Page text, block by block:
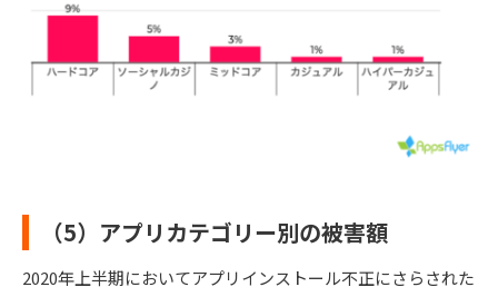
（5）アプリカテゴリー別の被害額
2020年上半期においてアプリインストール不正にさらされた